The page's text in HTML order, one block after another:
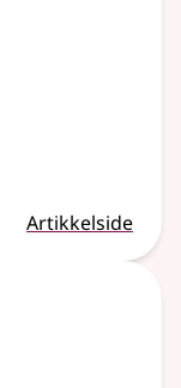
Artikkelside